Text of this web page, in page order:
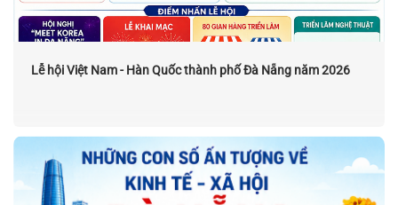
Lễ hội Việt Nam - Hàn Quốc thành phố Đà Nẵng năm 2026